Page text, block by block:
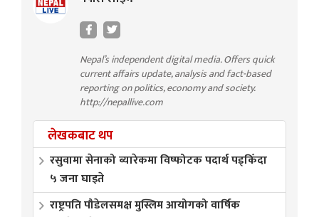
Nepal’s independent digital media. Offers quick
current affairs update, analysis and fact-based
reporting on politics, economy and society.
http://nepallive.com
लेखकबाट थप
रसुवामा सेनाको ब्यारेकमा विष्फोटक पदार्थ पड्किँदा
५ जना घाइते
राष्ट्रपति पौडेलसमक्ष मुस्लिम आयोगको वार्षिक